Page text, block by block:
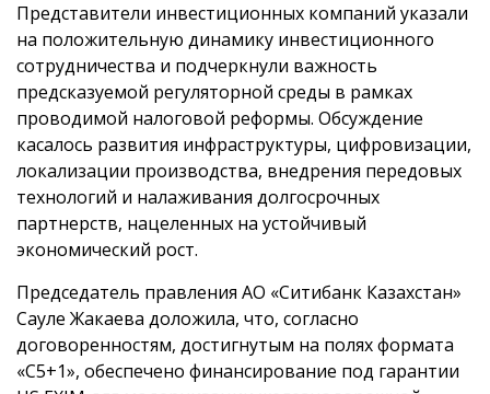
Представители инвестиционных компаний указали
на положительную динамику инвестиционного
сотрудничества и подчеркнули важность
предсказуемой регуляторной среды в рамках
проводимой налоговой реформы. Обсуждение
касалось развития инфраструктуры, цифровизации,
локализации производства, внедрения передовых
технологий и налаживания долгосрочных
партнерств, нацеленных на устойчивый
экономический рост.
Председатель правления АО «Ситибанк Казахстан»
Сауле Жакаева доложила, что, согласно
договоренностям, достигнутым на полях формата
«C5+1», обеспечено финансирование под гарантии